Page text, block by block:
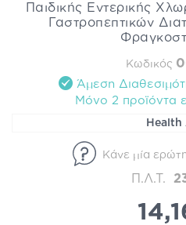
Παιδικής Εντερικής
Γαστροπεπτικών
Κωδικός
Άμεση
Mόνο 2 προϊόντα
Health
Κάνε μία
Π.Λ.Τ.